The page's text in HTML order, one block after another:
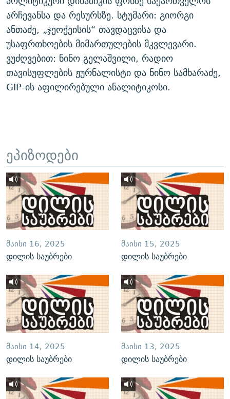
არჩევანსა და რესურსზე. სტუმარი: გიორგი
ანთაძე, „ჯეოქეისის“ თავდაცვისა და
უსაფრთხოების მიმართულების მკვლევარი.
ვუძღვებით: ნინო გელაშვილი, რადიო
თავისუფლების ჟურნალისტი და ნინო სამხარაძე,
GIP-ის აფილირებული ანალიტიკოსი.
ეპიზოდები
ᲛᲐᲘᲡᲘ 16, 2025
დილის საუბრები
ᲛᲐᲘᲡᲘ 15, 2025
დილის საუბრები
ᲛᲐᲘᲡᲘ 14, 2025
დილის საუბრები
ᲛᲐᲘᲡᲘ 13, 2025
დილის საუბრები